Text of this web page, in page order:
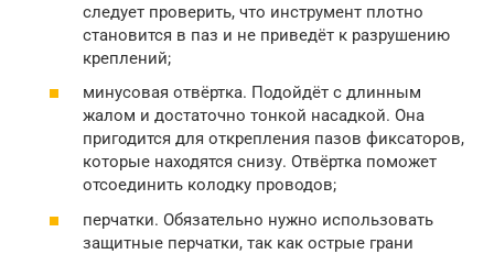
следует проверить, что инструмент плотно
становится в паз и не приведёт к разрушению
креплений;
минусовая отвёртка. Подойдёт с длинным
жалом и достаточно тонкой насадкой. Она
пригодится для открепления пазов фиксаторов,
которые находятся снизу. Отвёртка поможет
отсоединить колодку проводов;
перчатки. Обязательно нужно использовать
защитные перчатки, так как острые грани